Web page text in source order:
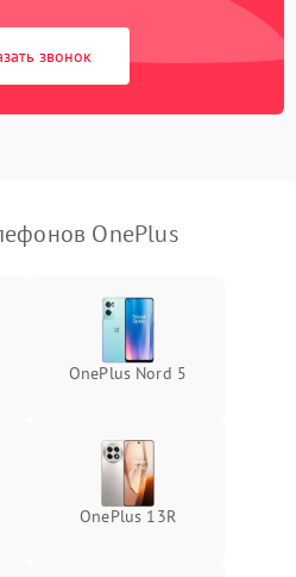
звонок
OnePlus
OnePlus Nord 5
OnePlus 13R